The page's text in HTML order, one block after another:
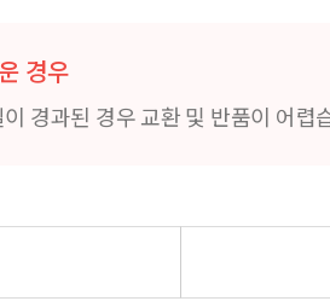
경우
경과된 경우 교환 및 반품이 어렵